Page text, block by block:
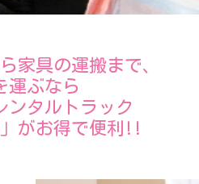
家具の運搬まで、
運ぶなら
ンタルトラック
」がお得で便利!!